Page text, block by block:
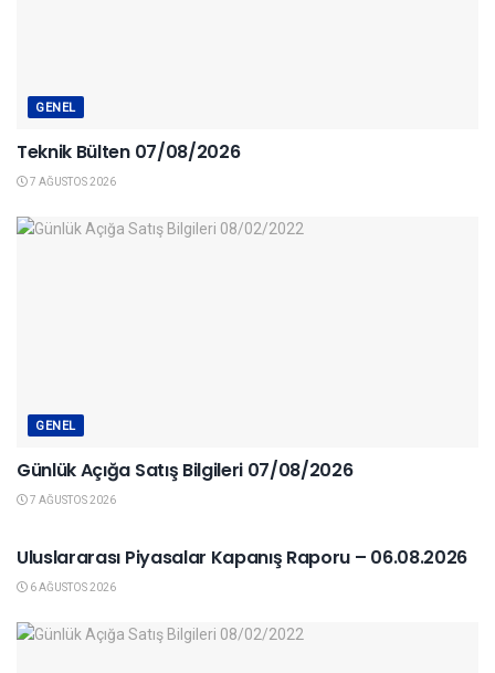
GENEL
Teknik Bülten 07/08/2026
7 AĞUSTOS 2026
GENEL
Günlük Açığa Satış Bilgileri 07/08/2026
7 AĞUSTOS 2026
Uluslararası Piyasalar Kapanış Raporu – 06.08.2026
6 AĞUSTOS 2026